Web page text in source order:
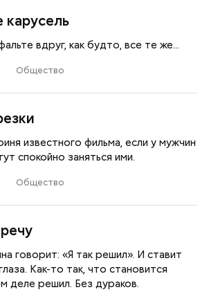
карусель
вдруг, как будто, все те же...
Общество
известного фильма, если у мужчин
спокойно заняться ими.
Общество
говорит: «Я так решил». И ставит
Как-то так, что становится
деле решил. Без дураков.